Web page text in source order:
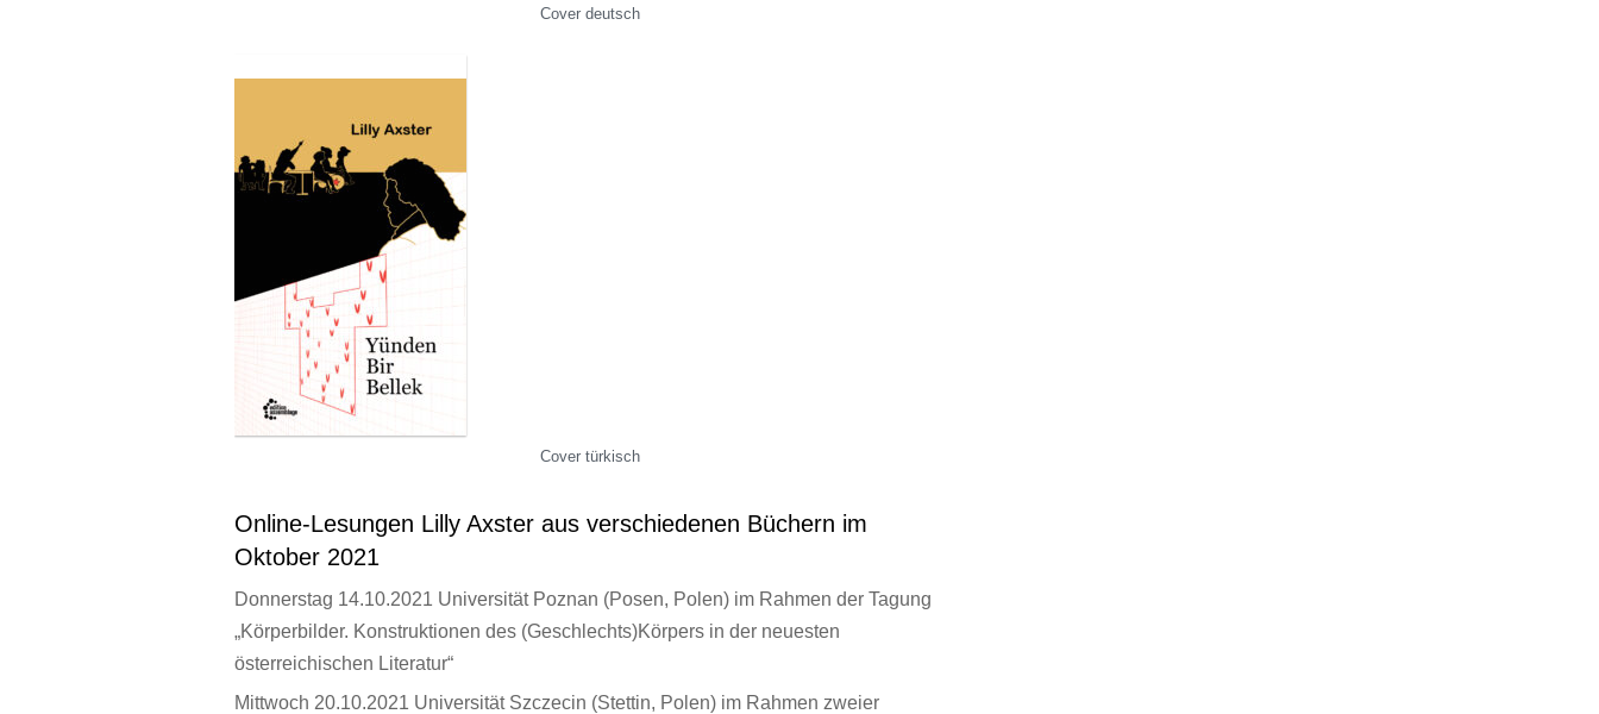
Cover deutsch
Cover türkisch
Online-Lesungen Lilly Axster aus verschiedenen Büchern im
Oktober 2021
Donnerstag 14.10.2021 Universität Poznan (Posen, Polen) im Rahmen der Tagung
„Körperbilder. Konstruktionen des (Geschlechts)Körpers in der neuesten
österreichischen Literatur“
Mittwoch 20.10.2021 Universität Szczecin (Stettin, Polen) im Rahmen zweier